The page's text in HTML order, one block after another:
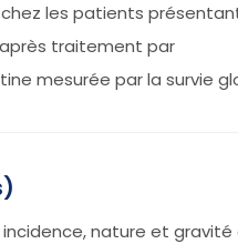
les patients
traitement par
mesurée par la survie
nature et gravité